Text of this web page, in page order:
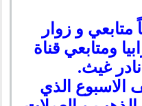
و زوار
ومتابعي قناة
غيث.
الاسبوع الذي